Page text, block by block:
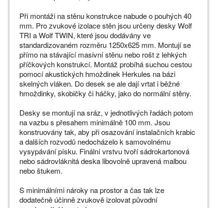
Při montáži na stěnu konstrukce nabude o pouhých 40
mm. Pro zvukové izolace stěn jsou určeny desky Wolf
TRI a Wolf TWIN, které jsou dodávány ve
standardizovaném rozměru 1250x625 mm. Montují se
přímo na stávající masivní stěnu nebo rošt z lehkých
příčkových konstrukcí. Montáž probíhá suchou cestou
pomocí akustických hmoždinek Herkules na bázi
skelných vláken. Do desek se ale dají vrtat i běžné
hmoždinky, skobičky či háčky, jako do normální stěny.
Desky se montují na sráz, v jednotlivých řadách potom
na vazbu s přesahem minimálně 100 mm. Jsou
konstruovány tak, aby při osazování instalačních krabic
a dalších rozvodů nedocházelo k samovolnému
vysypávání písku. Finální vrstvu tvoří sádrokartonová
nebo sádrovláknitá deska libovolně upravená malbou
nebo štukem.
S minimálními nároky na prostor a čas tak lze
dodatečně účinně zvukově izolovat původní